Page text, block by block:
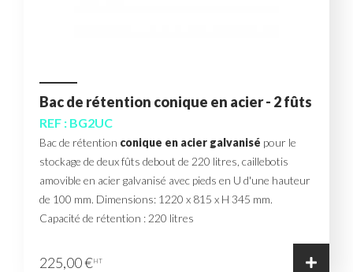
Bac de rétention conique en acier - 2 fûts
REF : BG2UC
Bac de rétention conique en acier galvanisé pour le
stockage de deux fûts debout de 220 litres, caillebotis
amovible en acier galvanisé avec pieds en U d'une hauteur
de 100 mm. Dimensions: 1220 x 815 x H 345 mm.
Capacité de rétention : 220 litres
225,00 €HT